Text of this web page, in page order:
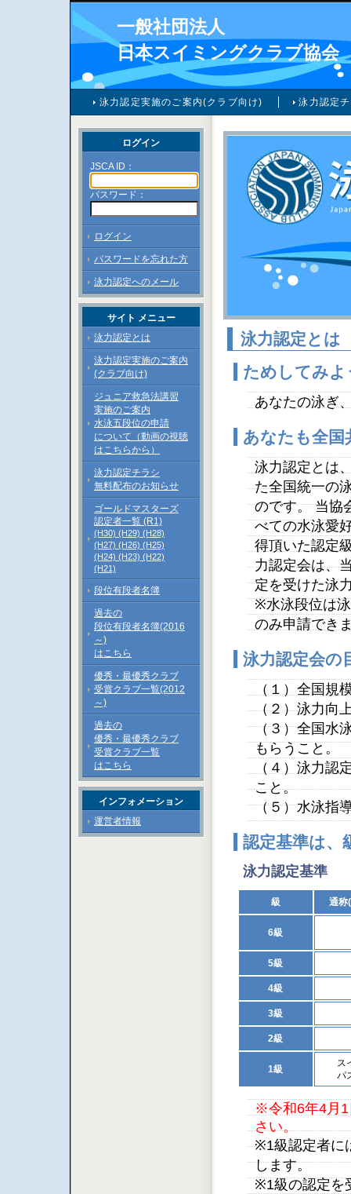
一般社団法人
日本スイミングクラブ協会
泳力認定実施のご案内(クラブ向け) 泳力認定
泳力認定とは
ためしてみよ
あなたの泳ぎ
あなたも全国
泳力認定とは
た全国統一の
のです。 当協
べての水泳愛
得頂いた認定
力認定会は、
定を受けた泳
※水泳段位は
のみ申請でき
泳力認定会の
（１）全国規
（２）泳力向
（３）全国水
もらうこと。
（４）泳力認
こと。
（５）水泳指
認定基準は、
泳力認定基準
級 通称
6級
5級
4級
3級
2級
1級
ス
パ
※令和6年4月1
さい。
※1級認定者に
します。
※1級の認定を
ログイン
JSCA ID：
パスワード：
ログイン
パスワードを忘れた方
泳力認定へのメール
サイト メニュー
泳力認定とは
泳力認定実施のご案内
(クラブ向け)
ジュニア救急法講習
実施のご案内
水泳五段位の申請
について（動画の視聴
はこちらから）
泳力認定チラシ
無料配布のお知らせ
ゴールドマスターズ
認定者一覧 (R1)
(H30) (H29) (H28)
(H27) (H26) (H25)
(H24) (H23) (H22)
(H21)
段位有段者名簿
過去の
段位有段者名簿(2016
～)
はこちら
優秀・最優秀クラブ
受賞クラブ一覧(2012
～)
過去の
優秀・最優秀クラブ
受賞クラブ一覧
はこちら
インフォメーション
運営者情報